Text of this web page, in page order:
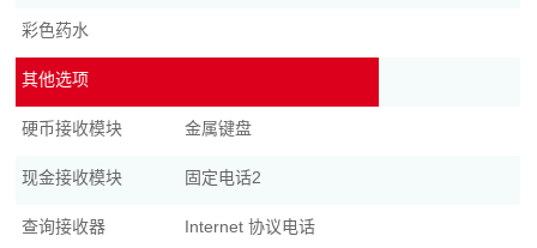
彩色药水
其他选项
硬币接收模块 金属键盘
现金接收模块 固定电话2
查询接收器 Internet 协议电话